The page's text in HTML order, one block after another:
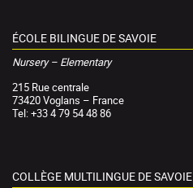
ÉCOLE BILINGUE DE SAVOIE
Nursery – Elementary
215 Rue centrale
73420 Voglans – France
Tel: +33 4 79 54 48 86
COLLÈGE MULTILINGUE DE SAVOIE